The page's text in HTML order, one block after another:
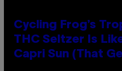
Cycling Frog’s
THC Seltzer Is
Capri Sun (That